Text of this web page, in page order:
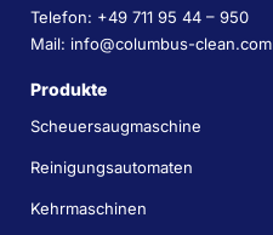
Telefon: +49 711 95 44 – 950
Mail: info@columbus-clean.com
Produkte
Scheuersaugmaschine
Reinigungsautomaten
Kehrmaschinen